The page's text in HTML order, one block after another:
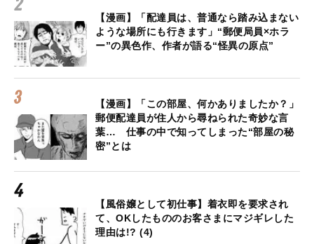
【漫画】「配達員は、普通なら踏み込まない
ような場所にも行きます」“郵便局員×ホラ
ー”の異色作、作者が語る“怪異の原点”
【漫画】「この部屋、何かありましたか？」
郵便配達員が住人から尋ねられた奇妙な言
葉… 仕事の中で知ってしまった“部屋の秘
密”とは
【風俗嬢として初仕事】着衣即を要求され
て、OKしたもののお客さまにマジギレした
理由は!? (4)